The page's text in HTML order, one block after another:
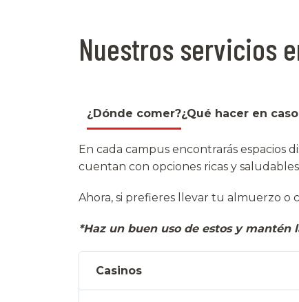
Nuestros servicios
¿Dónde comer?¿Qué hacer en
En cada campus encontrarás espacios
cuentan con opciones ricas y
Ahora, si prefieres llevar tu almuerzo o
*Haz un buen uso de estos y mantén
Casinos